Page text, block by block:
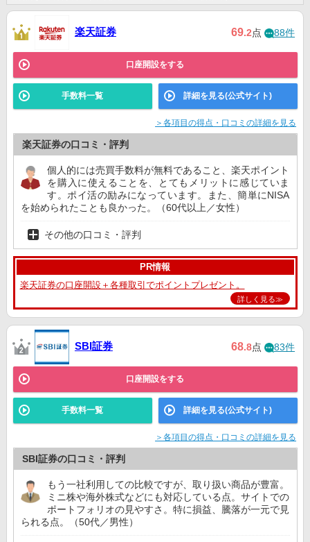
楽天証券 69.2点 88件
口座開設をする
手数料一覧 詳細を見る(公式サイト)
＞各項目の得点・口コミの詳細を見る
楽天証券の口コミ・評判
個人的には売買手数料が無料であること、楽天ポイント
を購入に使えることを、とてもメリットに感じていま
す。ポイ活の励みになっています。また、簡単にNISA
を始められたことも良かった。（60代以上／女性）
その他の口コミ・評判
PR情報
楽天証券の口座開設＋各種取引でポイントプレゼント。
詳しく見る≫
SBI証券 68.8点 83件
口座開設をする
手数料一覧 詳細を見る(公式サイト)
＞各項目の得点・口コミの詳細を見る
SBI証券の口コミ・評判
もう一社利用しての比較ですが、取り扱い商品が豊富。
ミニ株や海外株式などにも対応している点。サイトでの
ポートフォリオの見やすさ。特に損益、騰落が一元で見
られる点。（50代／男性）